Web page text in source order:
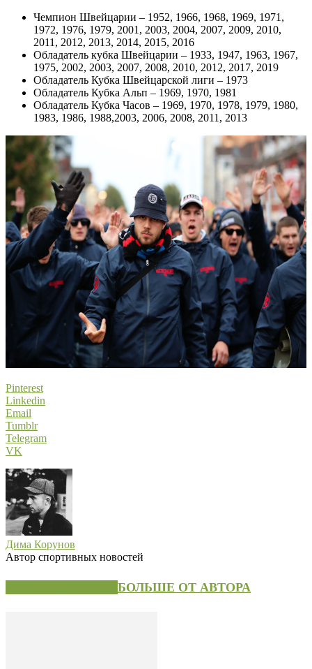
Чемпион Швейцарии – 1952, 1966, 1968, 1969, 1971,
1972, 1976, 1979, 2001, 2003, 2004, 2007, 2009, 2010,
2011, 2012, 2013, 2014, 2015, 2016
Обладатель кубка Швейцарии – 1933, 1947, 1963, 1967,
1975, 2002, 2003, 2007, 2008, 2010, 2012, 2017, 2019
Обладатель Кубка Швейцарской лиги – 1973
Обладатель Кубка Альп – 1969, 1970, 1981
Обладатель Кубка Часов – 1969, 1970, 1978, 1979, 1980,
1983, 1986, 1988,2003, 2006, 2008, 2011, 2013
Pinterest
Linkedin
Email
Tumblr
Telegram
VK
Дима Корунов
Автор спортивных новостей
БОЛЬШЕ ОТ АВТОРА